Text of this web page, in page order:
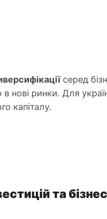
серед
нові ринки. Для
капіталу.
та